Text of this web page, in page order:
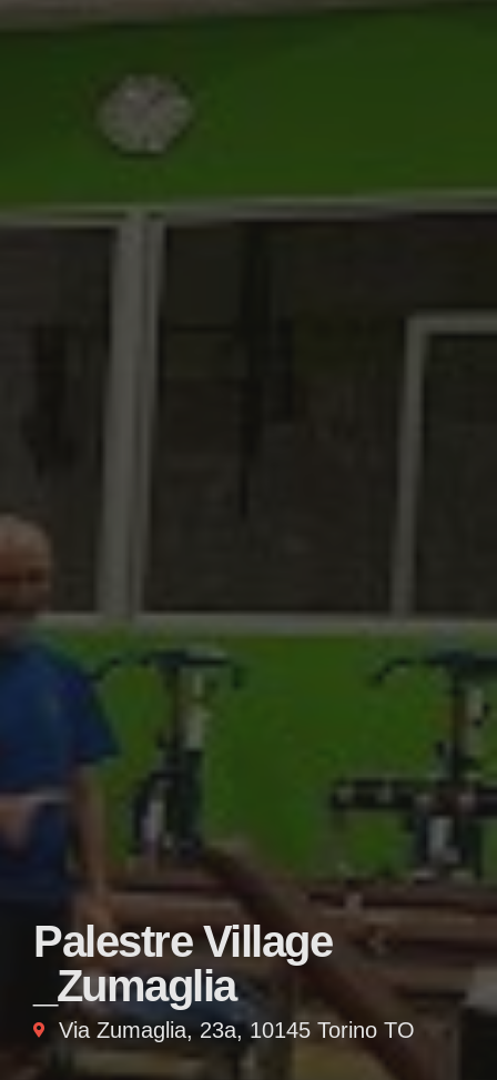
Palestre Village
_Zumaglia
Via Zumaglia, 23a, 10145 Torino TO